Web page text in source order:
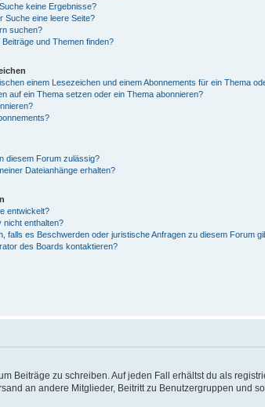
keine Ergebnisse?
Suche eine leere Seite?
suchen?
und Themen finden?
einem Lesezeichen und einem Abonnements für ein Thema
auf ein Thema setzen oder ein Thema abonnieren?
diesem Forum zulässig?
Dateianhänge erhalten?
entwickelt?
nicht enthalten?
falls es Beschwerden oder juristische Anfragen zu diesem Forum
des Boards kontaktieren?
Beiträge zu schreiben. Auf jeden Fall erhältst du als
an andere Mitglieder, Beitritt zu Benutzergruppen und